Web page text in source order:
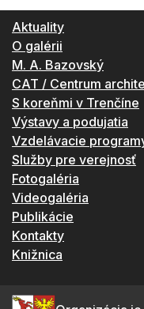
Aktuality
O galérii
M. A. Bazovský
CAT / Centrum
S koreňmi v Trenčíne
Výstavy a podujatia
Vzdelávacie
Služby pre verejnosť
Fotogaléria
Videogaléria
Publikácie
Kontakty
Knižnica